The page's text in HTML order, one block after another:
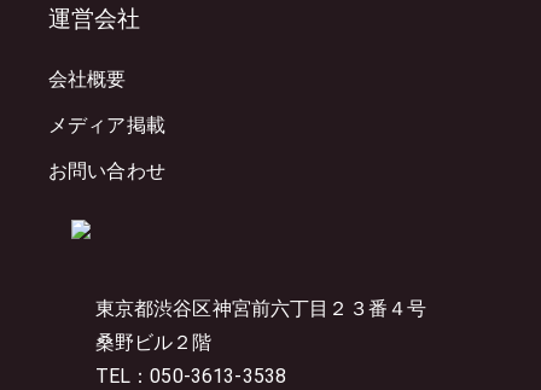
東京都渋谷区神宮前六丁目２３番４号
桑野ビル２階
TEL：050-3613-3538
運営会社
会社概要
メディア掲載
お問い合わせ